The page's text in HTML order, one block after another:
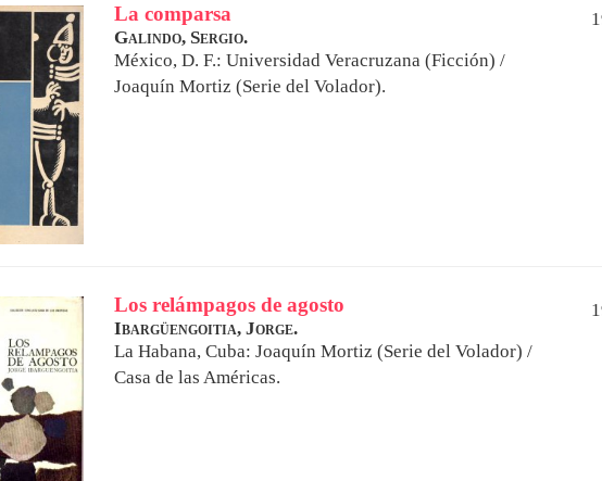
La comparsa
Galindo, Sergio.
México, D. F.: Universidad Veracruzana (Ficción) /
Joaquín Mortiz (Serie del Volador).
Los relámpagos de agosto
Ibargüengoitia, Jorge.
La Habana, Cuba: Joaquín Mortiz (Serie del Volador) /
Casa de las Américas.